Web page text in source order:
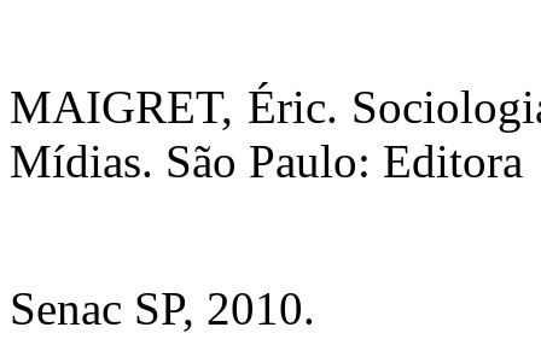
MAIGRET, Éric.
Mídias. São Paulo: Editora
Senac SP, 2010.